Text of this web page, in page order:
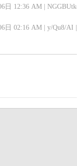
日 12:36 AM |
日 02:16 AM | y/Qu8/AI |